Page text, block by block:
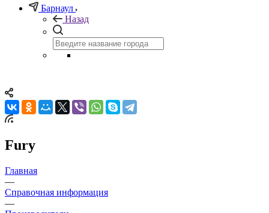
Барнаул
Назад
Fury
Главная
—
Справочная информация
—